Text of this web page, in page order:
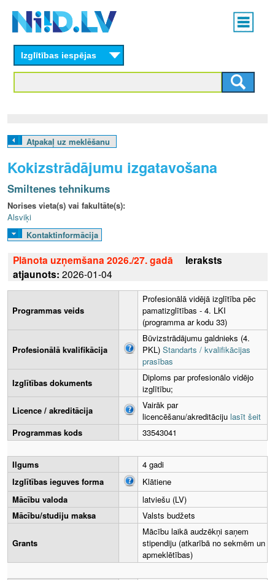
content
Main
menu
L
V
Izglītības iespējas
Atpakaļ uz meklēšanu
Kokizstrādājumu izgatavošana
Smiltenes tehnikums
Norises vieta(s) vai fakultāte(s):
Alsviķi
Kontaktinformācija
Plānota uzņemšana 2026./27. gadā
Ieraksts
atjaunots: 2026-01-04
Programmas veids
Profesionālā vidējā izglītība pēc
pamatizglītības - 4. LKI
(programma ar kodu 33)
Profesionālā kvalifikācija
Būvizstrādājumu galdnieks (4.
PKL) Standarts / kvalifikācijas
prasības
Izglītības dokuments
Diploms par profesionālo vidējo
izglītību;
Licence / akreditācija
Vairāk par
licencēšanu/akreditāciju lasīt šeit
Programmas kods
33543041
Ilgums
4 gadi
Izglītības ieguves forma
Klātiene
Mācību valoda
latviešu (LV)
Mācību/studiju maksa
Valsts budžets
Grants
Mācību laikā audzēkņi saņem
stipendiju (atkarībā no sekmēm un
apmeklētības)